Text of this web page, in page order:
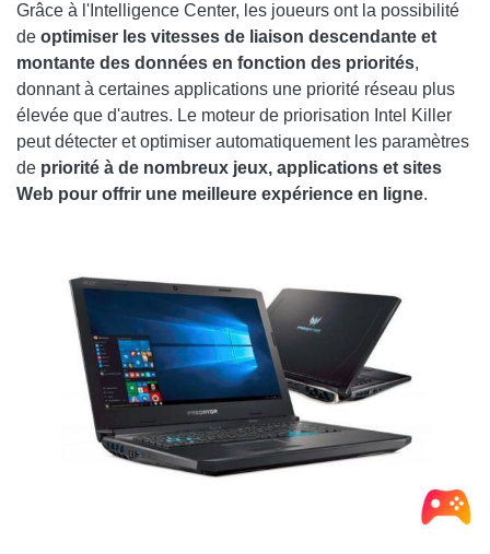
Grâce à l'Intelligence Center, les joueurs ont la possibilité
de optimiser les vitesses de liaison descendante et
montante des données en fonction des priorités,
donnant à certaines applications une priorité réseau plus
élevée que d'autres. Le moteur de priorisation Intel Killer
peut détecter et optimiser automatiquement les paramètres
de priorité à de nombreux jeux, applications et sites
Web pour offrir une meilleure expérience en ligne.